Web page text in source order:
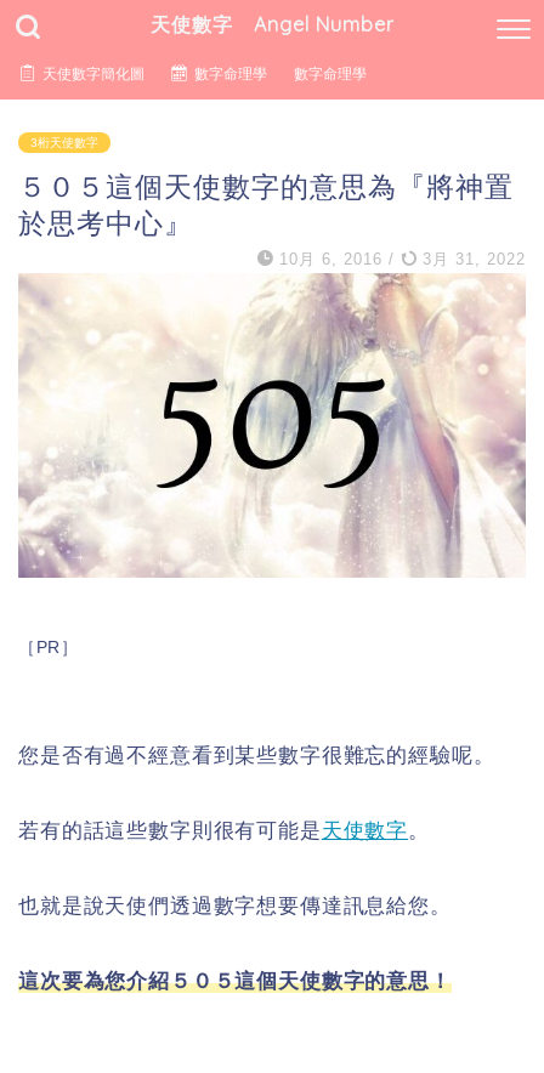
天使數字 Angel Number
天使數字簡化圖 數字命理學 數字命理學
3桁天使數字
５０５這個天使數字的意思為『將神置
於思考中心』
10月 6, 2016 / 3月 31, 2022
［PR］
您是否有過不經意看到某些數字很難忘的經驗呢。
若有的話這些數字則很有可能是天使數字。
也就是說天使們透過數字想要傳達訊息給您。
這次要為您介紹５０５這個天使數字的意思！